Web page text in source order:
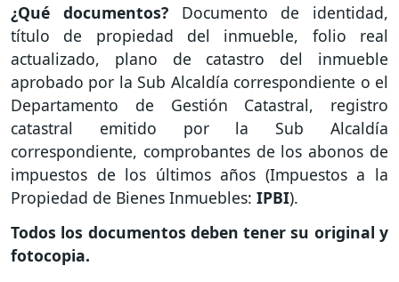
¿Qué documentos?Documento de identidad,
título de propiedad del inmueble, folio real
actualizado, plano de catastro del inmueble
aprobado por la Sub Alcaldía correspondiente o el
Departamento de Gestión Catastral, registro
catastral emitido por la Sub Alcaldía
correspondiente, comprobantes de los abonos de
impuestos de los últimos años (Impuestos a la
Propiedad de Bienes Inmuebles: IPBI).
Todos los documentos deben tener su original y
fotocopia.